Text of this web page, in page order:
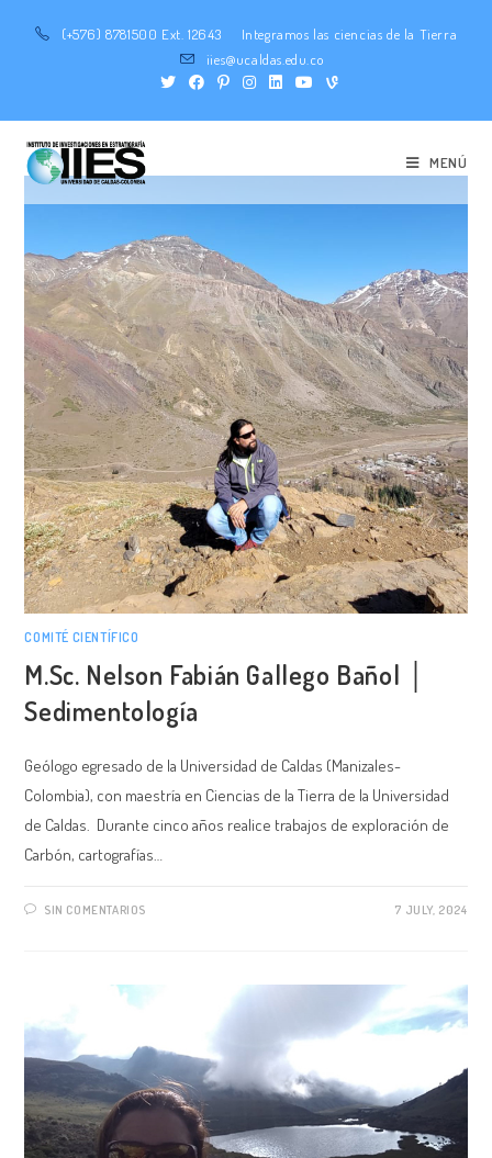
(+576) 8781500 Ext. 12643
Integramos las ciencias de la Tierra
iies@ucaldas.edu.co
MENÚ
COMITÉ CIENTÍFICO
M.Sc. Nelson Fabián Gallego Bañol │
Sedimentología
Geólogo egresado de la Universidad de Caldas (Manizales-
Colombia), con maestría en Ciencias de la Tierra de la Universidad
de Caldas. Durante cinco años realice trabajos de exploración de
Carbón, cartografías…
SIN COMENTARIOS 7 JULY, 2024